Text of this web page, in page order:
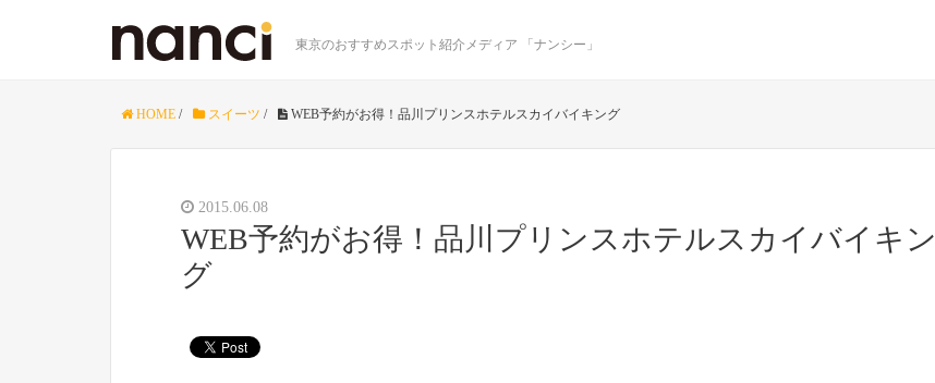
東京のおすすめスポット紹介メディア 「ナンシー」
HOME / スイーツ / WEB予約がお得！品川プリンスホテルスカイバイキング
2015.06.08
WEB予約がお得！品川プリンスホテルスカイバイキン
グ